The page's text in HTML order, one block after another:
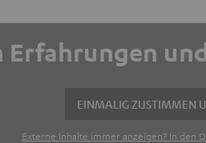
Erfahrungen
EINMALIG ZUSTIMMEN
Externe Inhalte immer anzeigen? In den